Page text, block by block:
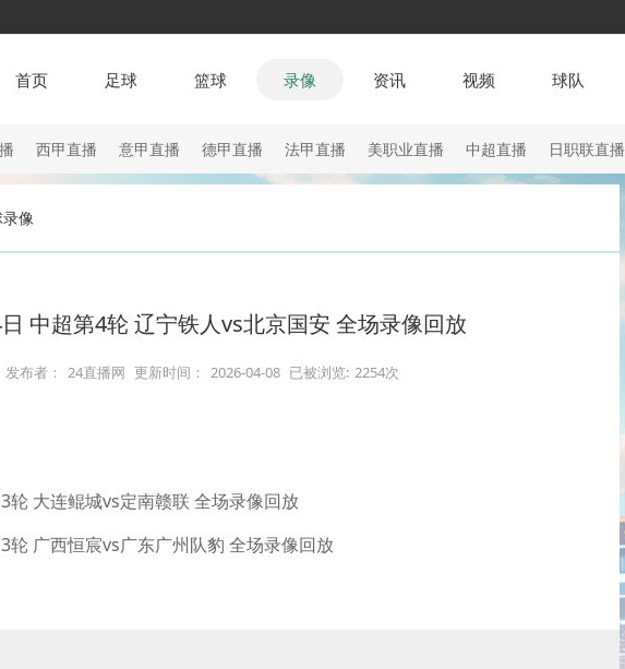
首页 足球 篮球 录像 资讯 视频 球队
西甲直播 意甲直播 德甲直播 法甲直播 美职业直播 中超直播 日职联直播
录像
中超第4轮 辽宁铁人vs北京国安 全场录像回放
发布者： 24直播网 更新时间： 2026-04-08 已被浏览: 2254次
轮 大连鲲城vs定南赣联 全场录像回放
轮 广西恒宸vs广东广州队豹 全场录像回放